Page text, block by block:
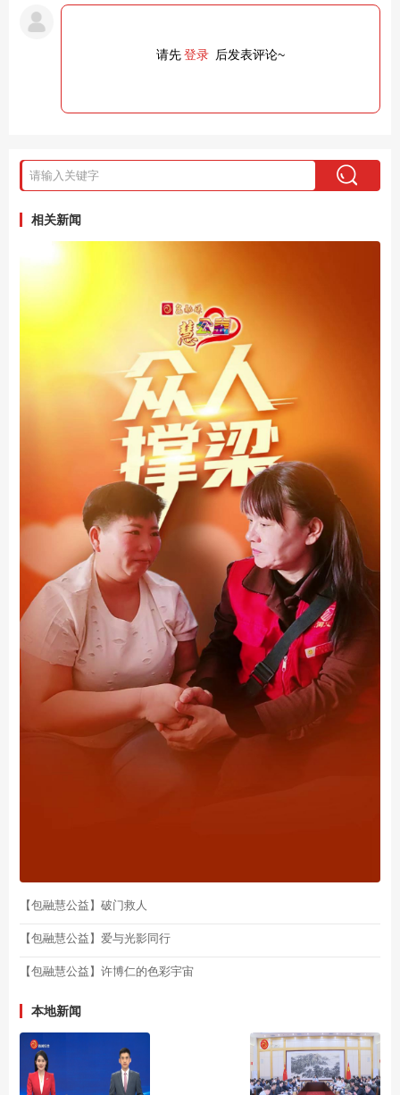
请先登录 后发表评论~
相关新闻
【包融慧公益】破门救人
【包融慧公益】爱与光影同行
【包融慧公益】许博仁的色彩宇宙
本地新闻